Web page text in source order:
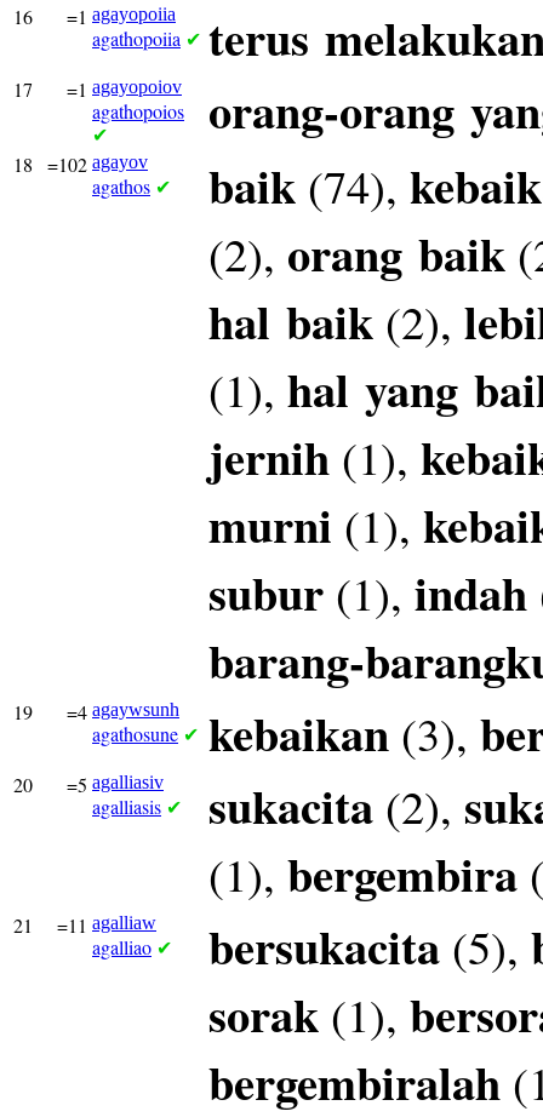
16 =1 agayopoiia
agathopoiia ✔ terus
17 =1 agayopoiov
agathopoios
✔ orang-orang
18 =102 agayov
agathos ✔ baik (74),
(2), orang baik
hal baik (2),
(1), hal yang
jernih (1),
murni (1),
subur (1), indah
barang-
19 =4 agaywsunh
agathosune ✔ kebaikan (3),
20 =5 agalliasiv
agalliasis ✔ sukacita (2),
(1), bergembira
21 =11 agalliaw
agalliao ✔ bersukacita (5),
sorak (1),
bergembiralah